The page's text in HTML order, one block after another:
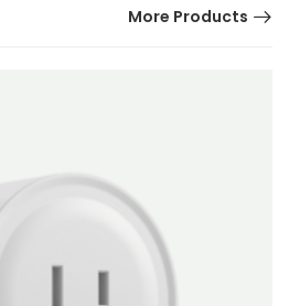
More Products